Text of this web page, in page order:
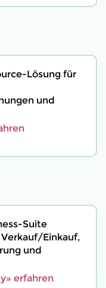
Lösung für
und
Suite
Einkauf,
und
erfahren